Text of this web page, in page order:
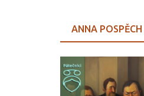
ANNA